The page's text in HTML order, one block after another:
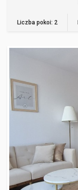
Liczba pokoi: 2